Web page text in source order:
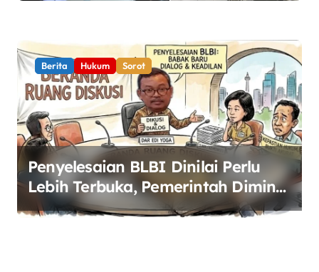
Berita Hukum Sorot
Penyelesaian BLBI Dinilai Perlu
Lebih Terbuka, Pemerintah Diminta
Buka Ruang Dialog